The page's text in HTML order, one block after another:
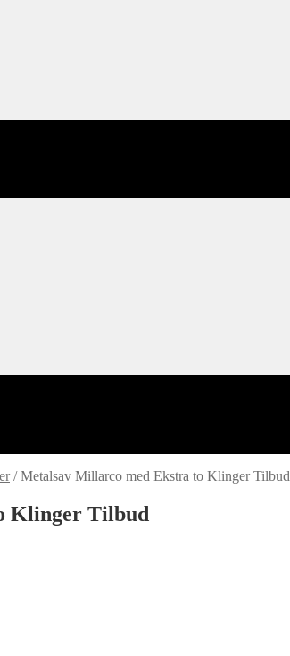
/Metalsav Millarco med Ekstra to Klinger Tilbud
Klinger Tilbud